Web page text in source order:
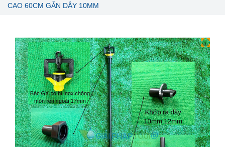
CAO 60CM GẮN DÂY 10MM